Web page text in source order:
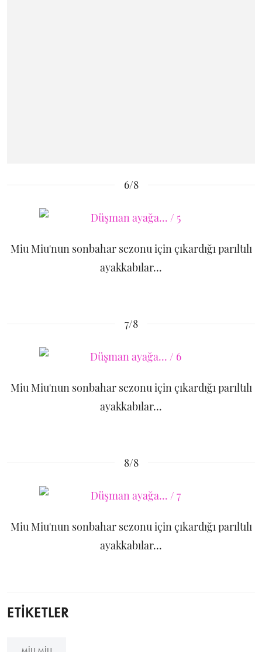
6/8
Miu Miu'nun sonbahar sezonu için çıkardığı parıltılı
ayakkabılar...
7/8
Miu Miu'nun sonbahar sezonu için çıkardığı parıltılı
ayakkabılar...
8/8
Miu Miu'nun sonbahar sezonu için çıkardığı parıltılı
ayakkabılar...
ETİKETLER